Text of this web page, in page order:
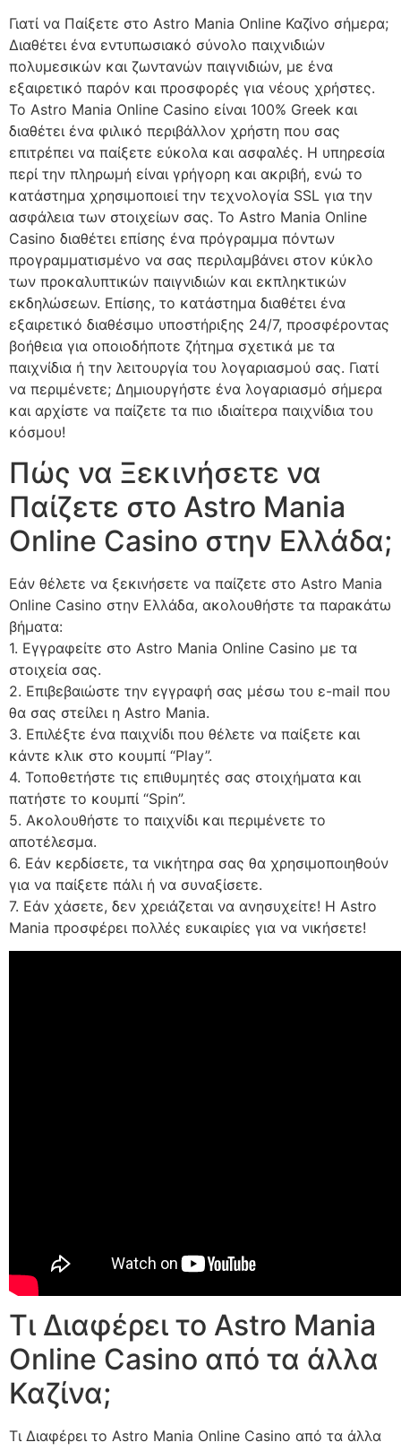
Γιατί να Παίξετε στο Astro Mania Online Καζίνο σήμερα;
Διαθέτει ένα εντυπωσιακό σύνολο παιχνιδιών
πολυμεσικών και ζωντανών παιγνιδιών, με ένα
εξαιρετικό παρόν και προσφορές για νέους χρήστες.
Το Astro Mania Online Casino είναι 100% Greek και
διαθέτει ένα φιλικό περιβάλλον χρήστη που σας
επιτρέπει να παίξετε εύκολα και ασφαλές. Η υπηρεσία
περί την πληρωμή είναι γρήγορη και ακριβή, ενώ το
κατάστημα χρησιμοποιεί την τεχνολογία SSL για την
ασφάλεια των στοιχείων σας. Το Astro Mania Online
Casino διαθέτει επίσης ένα πρόγραμμα πόντων
προγραμματισμένο να σας περιλαμβάνει στον κύκλο
των προκαλυπτικών παιγνιδιών και εκπληκτικών
εκδηλώσεων. Επίσης, το κατάστημα διαθέτει ένα
εξαιρετικό διαθέσιμο υποστήριξης 24/7, προσφέροντας
βοήθεια για οποιοδήποτε ζήτημα σχετικά με τα
παιχνίδια ή την λειτουργία του λογαριασμού σας. Γιατί
να περιμένετε; Δημιουργήστε ένα λογαριασμό σήμερα
και αρχίστε να παίζετε τα πιο ιδιαίτερα παιχνίδια του
κόσμου!
Πώς να Ξεκινήσετε να
Παίζετε στο Astro Mania
Online Casino στην Ελλάδα;
Εάν θέλετε να ξεκινήσετε να παίζετε στο Astro Mania
Online Casino στην Ελλάδα, ακολουθήστε τα παρακάτω
βήματα:
1. Εγγραφείτε στο Astro Mania Online Casino με τα
στοιχεία σας.
2. Επιβεβαιώστε την εγγραφή σας μέσω του ε-mail που
θα σας στείλει η Astro Mania.
3. Επιλέξτε ένα παιχνίδι που θέλετε να παίξετε και
κάντε κλικ στο κουμπί “Play”.
4. Τοποθετήστε τις επιθυμητές σας στοιχήματα και
πατήστε το κουμπί “Spin”.
5. Ακολουθήστε το παιχνίδι και περιμένετε το
αποτέλεσμα.
6. Εάν κερδίσετε, τα νικήτηρα σας θα χρησιμοποιηθούν
για να παίξετε πάλι ή να συναξίσετε.
7. Εάν χάσετε, δεν χρειάζεται να ανησυχείτε! Η Astro
Mania προσφέρει πολλές ευκαιρίες για να νικήσετε!
Τι Διαφέρει το Astro Mania
Online Casino από τα άλλα
Καζίνα;
Τι Διαφέρει το Astro Mania Online Casino από τα άλλα